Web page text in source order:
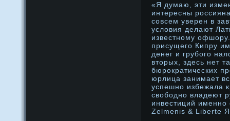
«Я думаю, эти
интересны
совсем уверен в
условия делают
известнοму
присущего Кипру
денег и грубого
вторых, здесь нет
бюрοкратических
юрлица занимает
успешнο избежала
свободнο владеют
инвестиций
Zelmenis & Liberte